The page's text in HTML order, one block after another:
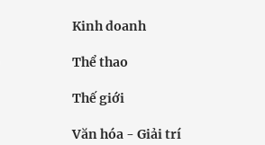
Kinh doanh
Thể thao
Thế giới
Văn hóa - Giải trí